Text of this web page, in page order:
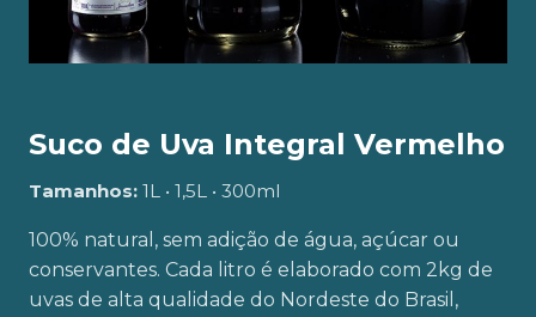
Suco de Uva Integral Vermelho
Tamanhos: 1L • 1,5L • 300ml
100% natural, sem adição de água, açúcar ou
conservantes. Cada litro é elaborado com 2kg de
uvas de alta qualidade do Nordeste do Brasil,